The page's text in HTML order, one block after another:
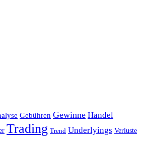
Gebühren Gewinne Handel
Trading Trend Underlyings Verluste